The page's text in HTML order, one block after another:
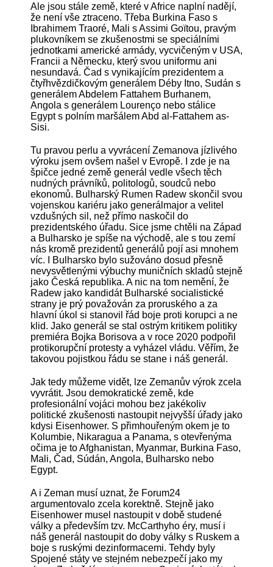
Ale jsou stále země, které v Africe naplní nadějí,
že není vše ztraceno. Třeba Burkina Faso s
Ibrahimem Traoré, Mali s Assimi Goïtou, pravým
plukovníkem se zkušenostmi se speciálními
jednotkami americké armády, vycvičeným v USA,
Francii a Německu, který svou uniformu ani
nesundavá. Čad s vynikajícím prezidentem a
čtyřhvězdičkovým generálem Déby Itno, Sudán s
generálem Abdelem Fattahem Burhanem,
Angola s generálem Lourenço nebo stálice
Egypt s polním maršálem Abd al-Fattahem as-
Sisi.
Tu pravou perlu a vyvrácení Zemanova jízlivého
výroku jsem ovšem našel v Evropě. I zde je na
špičce jedné země generál vedle všech těch
nudných právníků, politologů, soudců nebo
ekonomů. Bulharský Rumen Radew skončil svou
vojenskou kariéru jako generálmajor a velitel
vzdušných sil, než přímo naskočil do
prezidentského úřadu. Sice jsme chtěli na Západ
a Bulharsko je spíše na východě, ale s tou zemí
nás kromě prezidentů generálů pojí asi mnohem
víc. I Bulharsko bylo sužováno dosud přesně
nevysvětlenými výbuchy muničních skladů stejně
jako Česká republika. A nic na tom nemění, že
Radew jako kandidát Bulharské socialistické
strany je prý považován za proruského a za
hlavní úkol si stanovil řád boje proti korupci a ne
klid. Jako generál se stal ostrým kritikem politiky
premiéra Bojka Borisova a v roce 2020 podpořil
protikorupční protesty a vyházel vládu. Věřím, že
takovou pojistkou řádu se stane i náš generál.
Jak tedy můžeme vidět, lze Zemanův výrok zcela
vyvrátit. Jsou demokratické země, kde
profesionální vojáci mohou bez jakékoliv
politické zkušenosti nastoupit nejvyšší úřady jako
kdysi Eisenhower. S přimhouřeným okem je to
Kolumbie, Nikaragua a Panama, s otevřenýma
očima je to Afghanistan, Myanmar, Burkina Faso,
Mali, Čad, Súdán, Angola, Bulharsko nebo
Egypt.
A i Zeman musí uznat, že Forum24
argumentovalo zcela korektně. Stejně jako
Eisenhower musel nastoupit v době studené
války a především tzv. McCarthyho éry, musí i
náš generál nastoupit do doby války s Ruskem a
boje s ruskými dezinformacemi. Tehdy byly
Spojené státy ve stejném nebezpečí jako my